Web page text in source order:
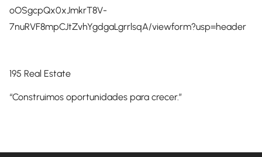
oOSgcpQx0xJmkrT8V-
7nuRVF8mpCJtZvhYgdgaLgrrlsqA/viewform?usp=header
195 Real Estate
“Construimos oportunidades para crecer.”